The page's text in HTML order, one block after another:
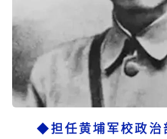
◆担任黄埔军校政治